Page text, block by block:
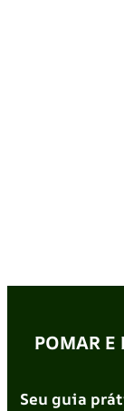
POMAR E
Seu guia